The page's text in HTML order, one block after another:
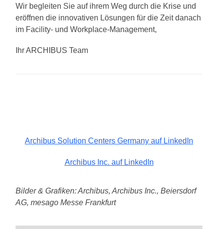
Wir begleiten Sie auf ihrem Weg durch die Krise und
eröffnen die innovativen Lösungen für die Zeit danach
im Facility- und Workplace-Management,
Ihr ARCHIBUS Team
Archibus Solution Centers Germany auf LinkedIn
Archibus Inc. auf LinkedIn
Bilder & Grafiken: Archibus, Archibus Inc., Beiersdorf
AG, mesago Messe Frankfurt